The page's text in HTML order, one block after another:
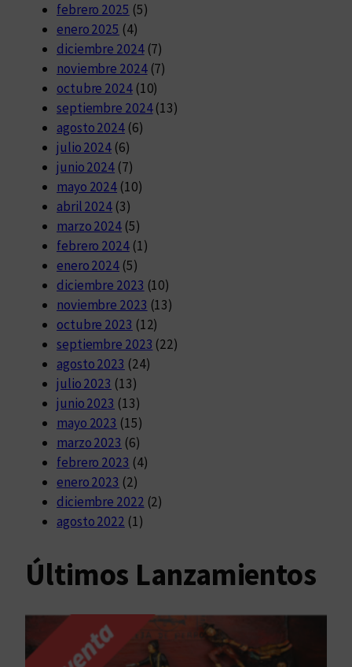
febrero 2025 (5)
enero 2025 (4)
diciembre 2024(7)
noviembre 2024(7)
octubre 2024(10)
septiembre 2024(13)
agosto 2024(6)
julio 2024 (6)
junio 2024 (7)
mayo 2024 (10)
abril 2024 (3)
marzo 2024 (5)
febrero 2024(1)
enero 2024 (5)
diciembre 2023 (10)
noviembre 2023 (13)
octubre 2023 (12)
septiembre 2023 (22)
agosto 2023 (24)
julio 2023 (13)
junio 2023 (13)
mayo 2023 (15)
marzo 2023 (6)
febrero 2023 (4)
enero 2023 (2)
diciembre 2022 (2)
agosto 2022 (1)
Últimos Lanzamientos